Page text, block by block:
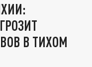
В ТИХОМ